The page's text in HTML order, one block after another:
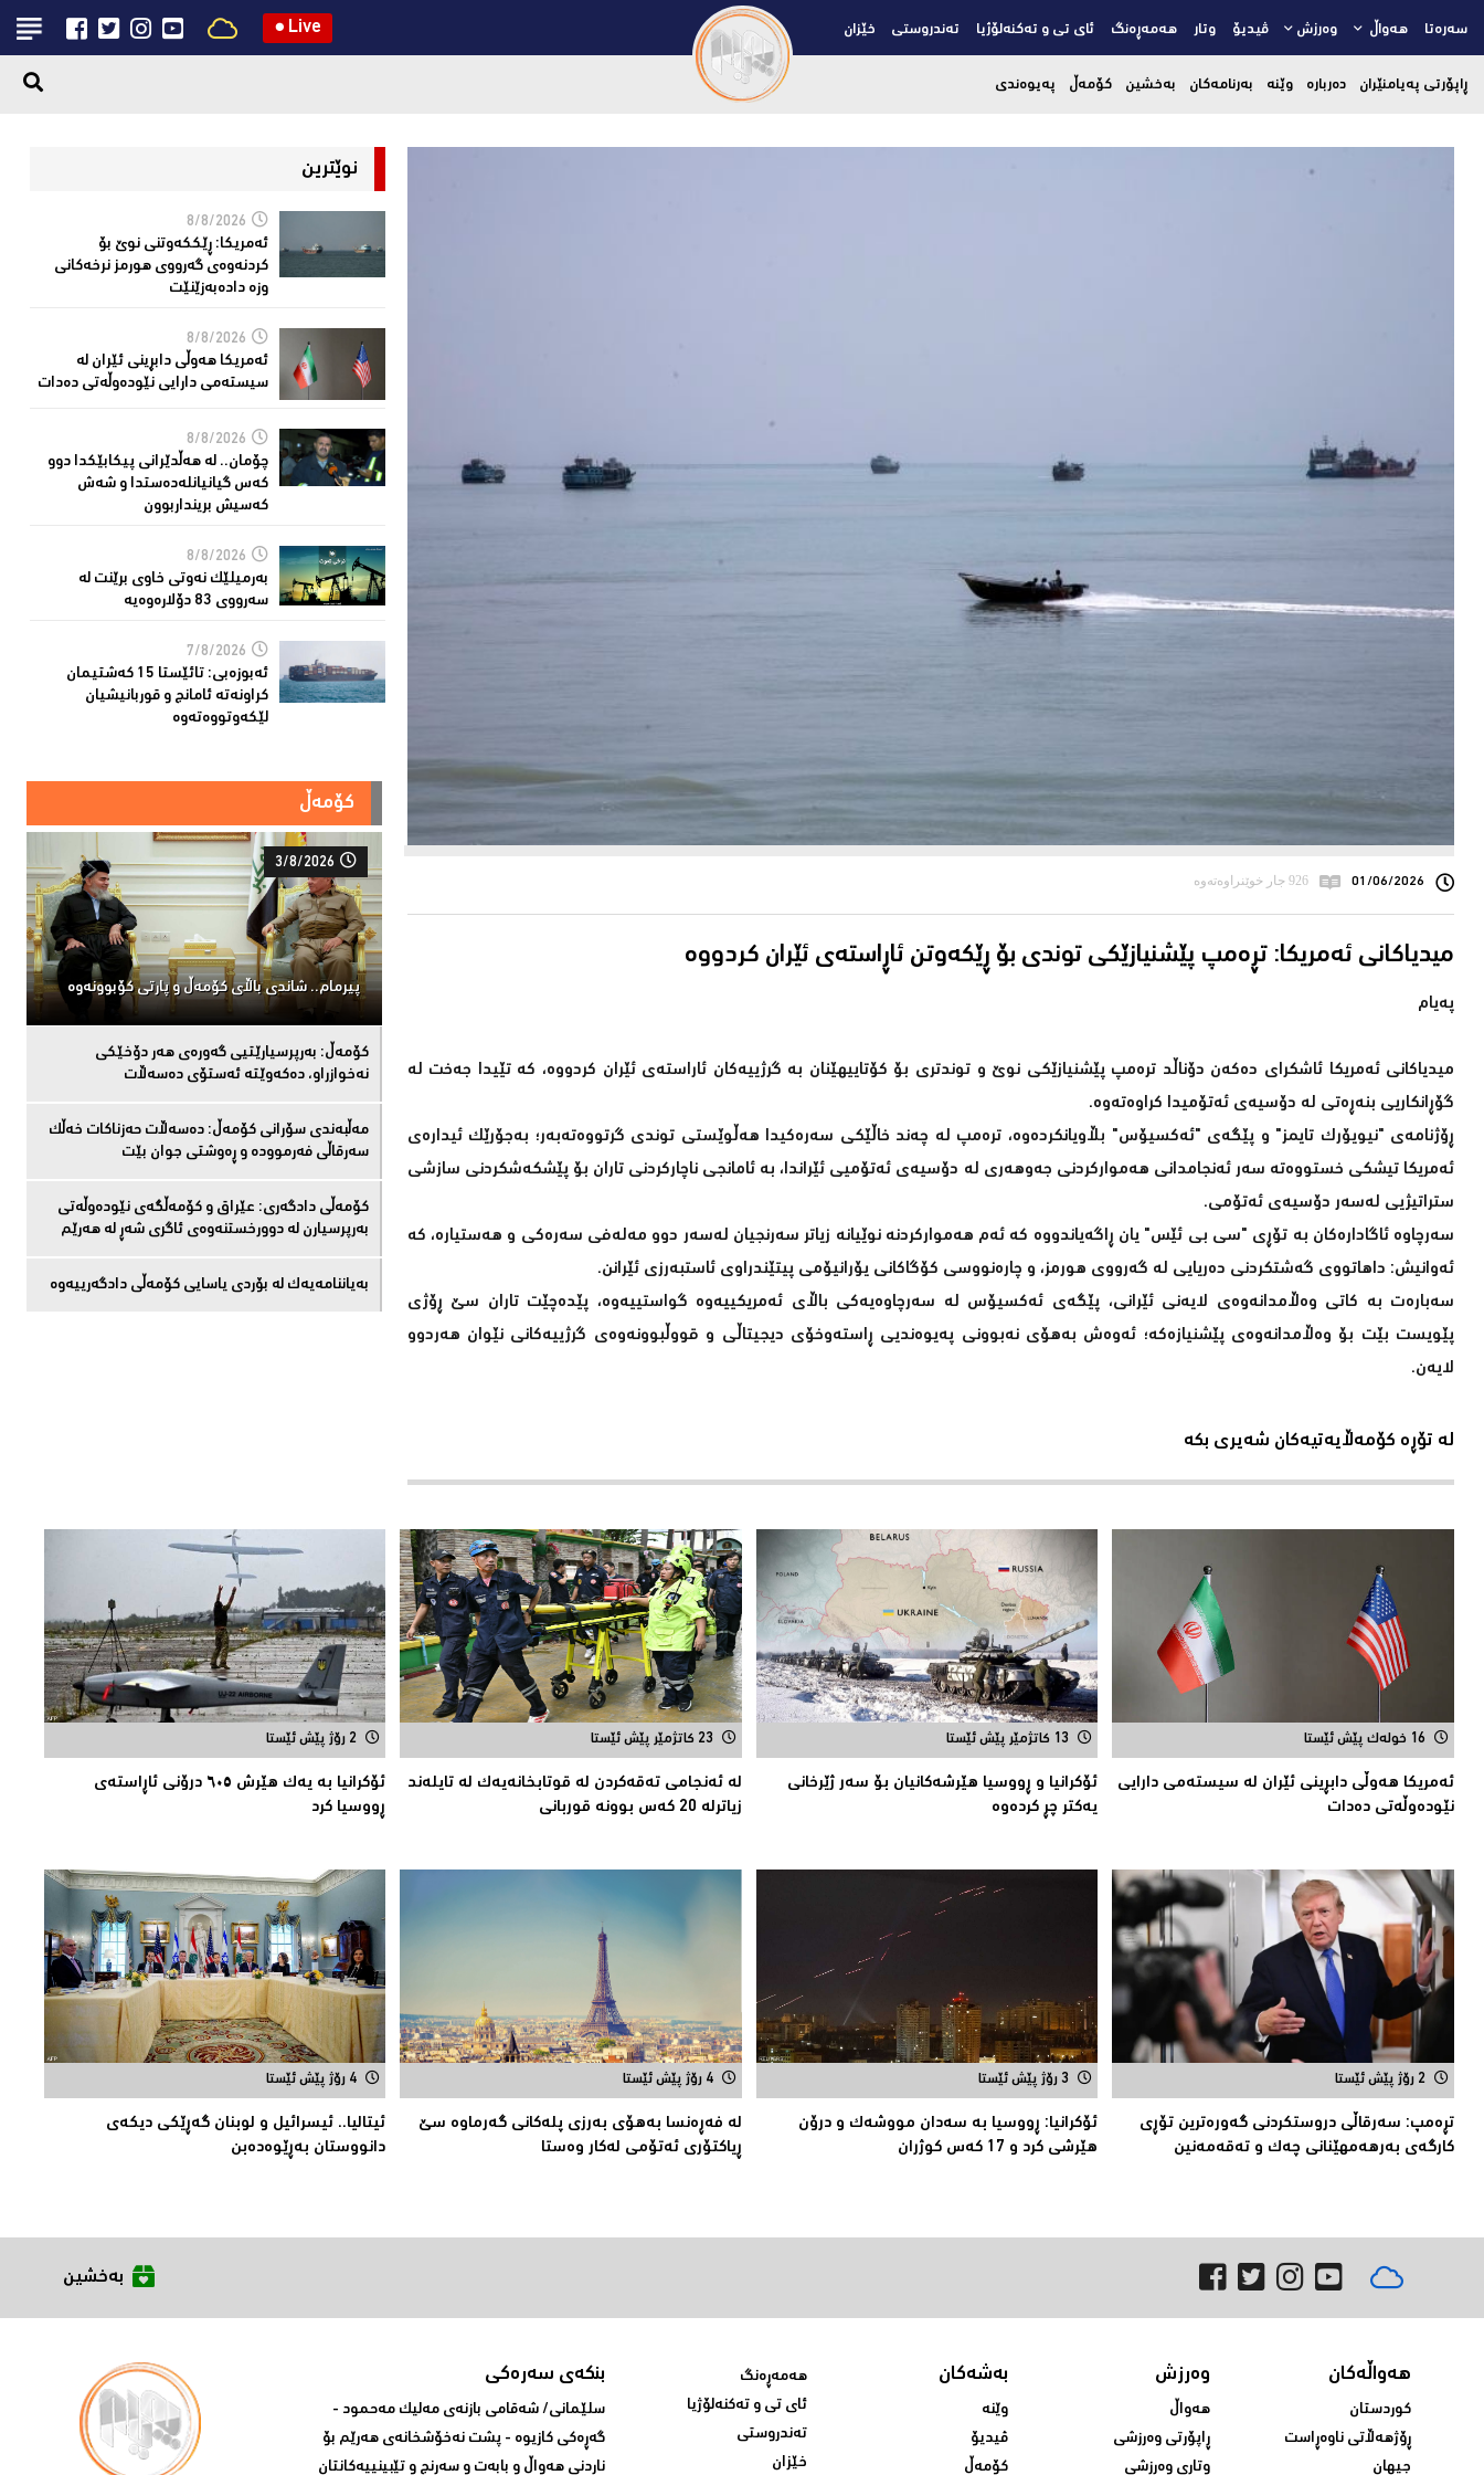
سەرەتا هەواڵ وەرزش ڤیدیۆ وتار هەمەڕەنگ ئای تی و تەکنەلۆژیا تەندروستی خێزان ● Live
ڕاپۆرتی پەیامنێران دەربارە وێنە بەرنامەکان بەخشین کۆمەڵ پەیوەندی
01/06/2026 926 جار خوێنراوەتەوە
میدیاکانی ئەمریکا: تڕەمپ پێشنیازێکی توندی بۆ ڕێکەوتن ئاڕاستەی ئێران کردووە
پەیام
میدیاکانی ئەمریکا ئاشکرای دەکەن دۆناڵد ترەمپ پێشنیازێکی نوێ و توندتری بۆ کۆتاییهێنان بە گرژییەکان ئاراستەی ئێران کردووە، کە تێیدا جەخت لە
گۆڕانکاریی بنەڕەتی لە دۆسیەی ئەتۆمیدا کراوەتەوە.
ڕۆژنامەی "نیویۆرک تایمز" و پێگەی "ئەکسیۆس" بڵاویانکردەوە، ترەمپ لە چەند خاڵێکی سەرەکیدا هەڵوێستی توندی گرتووەتەبەر؛ بەجۆرێک ئیدارەی
ئەمریکا تیشکی خستووەتە سەر ئەنجامدانی هەموارکردنی جەوهەری لە دۆسیەی ئەتۆمیی ئێراندا، بە ئامانجی ناچارکردنی تاران بۆ پێشکەشکردنی سازشی
ستراتیژیی لەسەر دۆسیەی ئەتۆمی.
سەرچاوە ئاگادارەکان بە تۆڕی "سی بی ئێس" یان ڕاگەیاندووە کە ئەم هەموارکردنە نوێیانە زیاتر سەرنجیان لەسەر دوو مەلەفی سەرەکی و هەستیارە، کە
ئەوانیش: داهاتووی گەشتکردنی دەریایی لە گەرووی هورمز، و چارەنووسی کۆگاکانی یۆرانیۆمی پیتێندراوی ئاستبەرزی ئێرانن.
سەبارەت بە کاتی وەڵامدانەوەی لایەنی ئێرانی، پێگەی ئەکسیۆس لە سەرچاوەیەکی باڵای ئەمریکییەوە گواستییەوە، پێدەچێت تاران سێ ڕۆژی
پێویست بێت بۆ وەڵامدانەوەی پێشنیازەکە؛ ئەوەش بەهۆی نەبوونی پەیوەندیی ڕاستەوخۆی دیجیتاڵی و قووڵبوونەوەی گرژییەکانی نێوان هەردوو
لایەن.
لە تۆڕە کۆمەڵایەتیەکان شەیری بکە
نوێترین
8/8/2026
ئەمریكا: ڕێککەوتنى نوێ بۆ
كردنەوەی گەرووی هورمز نرخەكانی
وزە دادەبەزێنێت
8/8/2026
ئەمریکا هەوڵى دابڕینى ئێران لە
سیستەمی دارایی نێودەوڵەتی دەدات
8/8/2026
چۆمان.. لە هەڵدێرانی پیكابێکدا دوو
کەس گیانیانلەدەستدا و شەش
کەسیش برینداربوون
8/8/2026
بەرمیلێک نەوتى خاوى برێنت لە
سەرووى 83 دۆلارەوەیە
7/8/2026
ئەبوزەبی: تائێستا 15 كەشتیمان
كراونەتە ئامانج و قوربانیشیان
لێكەوتووەتەوە
کۆمەڵ
3/8/2026
پیرمام.. شاندی باڵای كۆمه‌ڵ و پارتی كۆبوونه‌وه‌
كۆمەڵ: بەرپرسیارێتیی گەورەی هەر دۆخێکی
نەخوازراو، دەكەوێتە ئەستۆی دەسەڵات
مەڵبەندى سۆرانى کۆمەڵ: دەسەڵات حەزناکات خەڵک
سەرقاڵى فەرموودە و ڕەوشتى جوان بێت
کۆمەڵى دادگەرى: عێراق و كۆمەڵگەی نێودەوڵەتی
بەرپرسیارن لە دوورخستنەوەى ئاگری شەڕ لە هەرێم
بەیاننامەیەک لە بۆردی یاسایی کۆمەڵی دادگەرییەوە
16 خولەک پێش ئێستا
ئەمریکا هەوڵى دابڕینى ئێران لە سیستەمی دارایی
نێودەوڵەتی دەدات
13 کاتژمێر پێش ئێستا
ئۆكرانیا و ڕووسیا هێرشەكانیان بۆ سەر ژێرخانی
یەكتر چڕ كردەوە
23 کاتژمێر پێش ئێستا
لە ئەنجامی تەقەكردن لە قوتابخانەیەك لە تایلەند
زیاترلە 20 كەس بوونە قوربانى
2 رۆژ پێش ئێستا
ئۆکرانیا بە یەک هێرش ٦٠٥ درۆنی ئاڕاستەى
ڕووسیا کرد
2 رۆژ پێش ئێستا
تڕەمپ: سەرقاڵى دروستکردنی گەورەترین تۆڕى
کارگەى بەرهەمهێنانى چەک و تەقەمەنین
3 رۆژ پێش ئێستا
ئۆكرانیا: ڕووسیا به‌ سه‌دان مووشه‌ك و درۆن
هێرشی كرد و 17 كه‌س كوژران
4 رۆژ پێش ئێستا
لە فەڕەنسا بەهۆی بەرزی پلەکانی گەرماوە سێ
ڕیاکتۆری ئەتۆمی له‌كار وه‌ستا
4 رۆژ پێش ئێستا
ئیتالیا.. ئیسرائیل و لوبنان گه‌ڕێكی دیكه‌ی
دانووستان به‌ڕێوه‌ده‌بن
بەخشین
هەواڵەکان
کوردستان
ڕۆژهەڵاتی ناوەڕاست
جیهان
وەرزش
هەواڵ
ڕاپۆرتی وەرزشی
وتاری وەرزشی
بەشەکان
وێنە
ڤیدیۆ
کۆمەڵ
هەمەڕەنگ
ئای تی و تەکنەلۆژیا
تەندروستی
خێزان
بنکەی سەرەکی
سلێمانی/ شه‌قامی بازنه‌ی مه‌لیک مه‌حمود -
گه‌ڕه‌کی کازیوه‌ - پشت نه‌خۆشخانه‌ی‌ هه‌رێم بۆ
ناردنی‌ هه‌واڵ و بابه‌ت و سه‌رنج و تێبینییه‌كانتان